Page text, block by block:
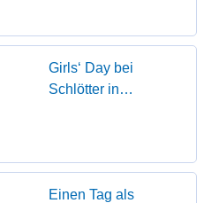
Girls‘ Day bei
Schlötter in
Einen Tag als